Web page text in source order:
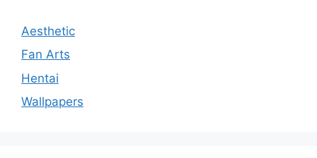
Aesthetic
Fan Arts
Hentai
Wallpapers